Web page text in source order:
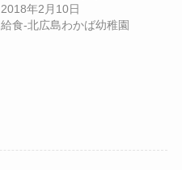
2018年2月10日
給食-北広島わかば幼稚園